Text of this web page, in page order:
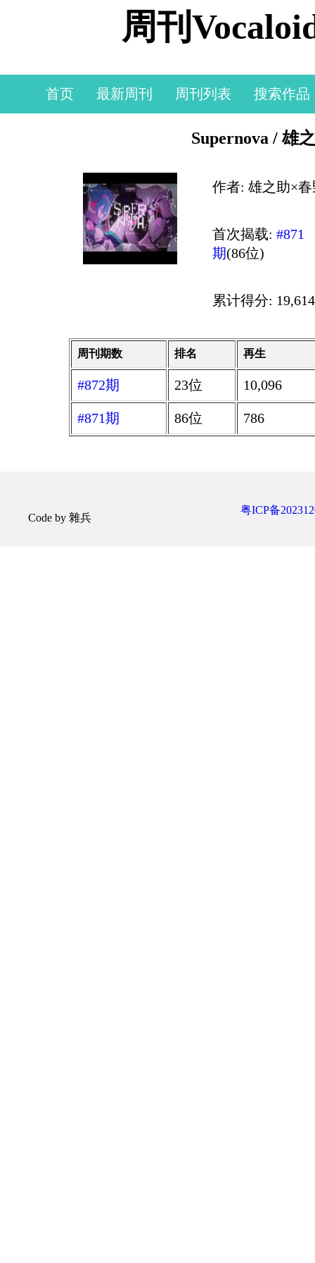
周刊
首页 最新周刊 周刊列表 搜索作品
Supernova / 雄
作者: 雄之助×春
首次揭载: #871
期(86位)
累计得分:
周刊期数 排名 再生
#872期 23位 10,096
#871期 86位 786
Code by 雜兵
粤ICP备